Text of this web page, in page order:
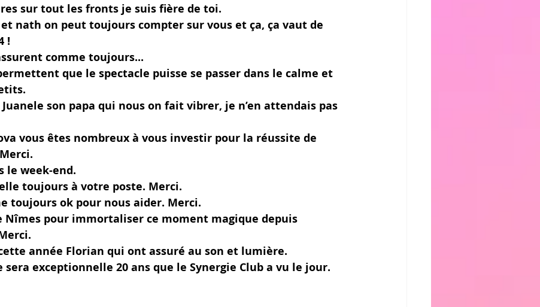
sur tout les fronts je suis fière de toi.
et nath on peut toujours compter sur vous et ça, ça vaut de
!
comme toujours...
que le spectacle puisse se passer dans le calme et
son papa qui nous on fait vibrer, je n’en attendais pas
vous êtes nombreux à vous investir pour la réussite de
le week-end.
toujours à votre poste. Merci.
toujours ok pour nous aider. Merci.
Nîmes pour immortaliser ce moment magique depuis
année Florian qui ont assuré au son et lumière.
sera exceptionnelle 20 ans que le Synergie Club a vu le jour.